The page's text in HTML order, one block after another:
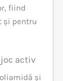
fiind
și pentru
activ
și